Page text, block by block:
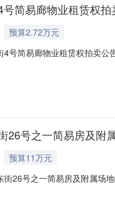
简易廊物业租赁权拍
预算2.72万元
4号简易廊物业租赁权拍卖
一、标的目录：序号项目
26号之一简易房及附
预算11万元
26号之一简易房及附属场
关承租要求请于中拍平台